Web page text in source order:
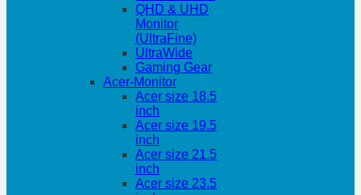
QHD & UHD
Monitor
(UltraFine)
UltraWide
Gaming Gear
Acer-Monitor
Acer size 18.5
inch
Acer size 19.5
inch
Acer size 21.5
inch
Acer size 23.5